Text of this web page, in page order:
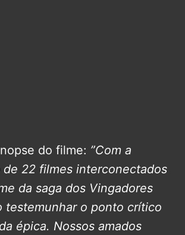
do filme: ”Com a
de 22 filmes interconectados
da saga dos Vingadores
testemunhar o ponto crítico
épica. Nossos amados